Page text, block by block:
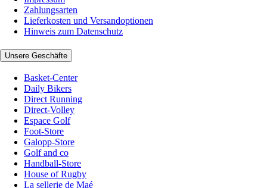
Zahlungsarten
Lieferkosten und Versandoptionen
Hinweis zum Datenschutz
Unsere Geschäfte
Basket-Center
Daily Bikers
Direct Running
Direct-Volley
Espace Golf
Foot-Store
Galopp-Store
Golf and co
Handball-Store
House of Rugby
La sellerie de Maé